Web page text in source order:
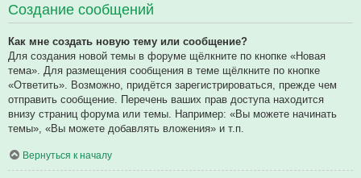
Создание сообщений
Как мне создать новую тему или сообщение?
Для создания новой темы в форуме щёлкните по кнопке «Новая
тема». Для размещения сообщения в теме щёлкните по кнопке
«Ответить». Возможно, придётся зарегистрироваться, прежде чем
отправить сообщение. Перечень ваших прав доступа находится
внизу страниц форума или темы. Например: «Вы можете начинать
темы», «Вы можете добавлять вложения» и т.п.
Вернуться к началу